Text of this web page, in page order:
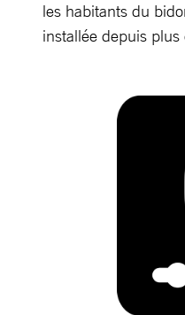
les habitants du
installée depuis plus